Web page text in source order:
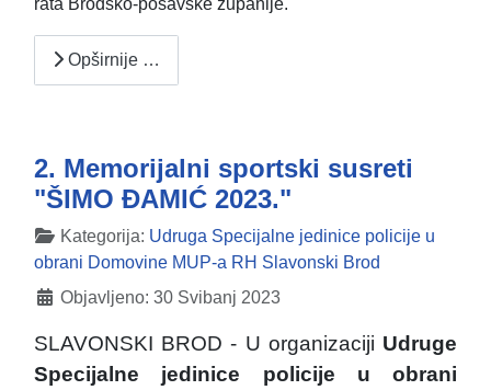
rata Brodsko-posavske županije.
Opširnije …
2. Memorijalni sportski susreti
"ŠIMO ĐAMIĆ 2023."
DetaljiKategorija: Udruga Specijalne jedinice policije u
obrani Domovine MUP-a RH Slavonski Brod
Objavljeno: 30 Svibanj 2023
SLAVONSKI BROD - U organizaciji Udruge
Specijalne jedinice policije u obrani